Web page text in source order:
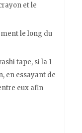
et le
le long du
tape, si la 1
en essayant de
eux afin